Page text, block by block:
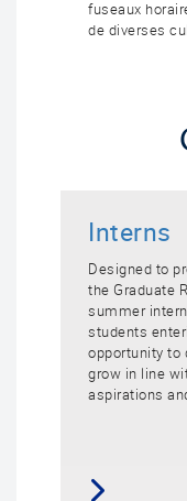
fuseaux
de diverses
Interns
Designed to
the Graduate
summer
students
opportunity to
grow in line
aspirations